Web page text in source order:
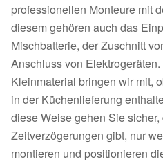
professionellen Monteure mit
diesem gehören auch das
Mischbatterie, der Zuschnitt
Anschluss von
Kleinmaterial bringen wir mit,
in der Küchenlieferung
diese Weise gehen Sie
Zeitverzögerungen gibt, nur
montieren und positionieren